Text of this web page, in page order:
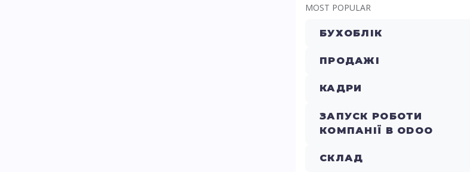
MOST POPULAR
БУХОБЛІК
ПРОДАЖІ
КАДРИ
ЗАПУСК РОБОТИ
КОМПАНІЇ В ODOO
СКЛАД